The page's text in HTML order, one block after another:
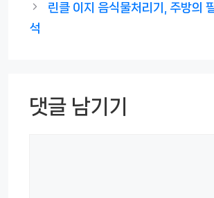
리
린클 이지 음식물처리기, 주방의
석
댓글 남기기